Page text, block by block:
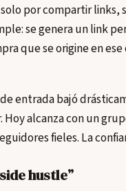
por compartir
se genera un link
que se origine en
entrada bajó
alcanza con un
fieles. La
hustle”